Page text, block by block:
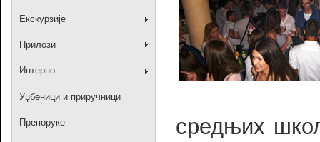
Екскурзије
Прилози
Интерно
Уџбеници и приручници
Препоруке
средњих